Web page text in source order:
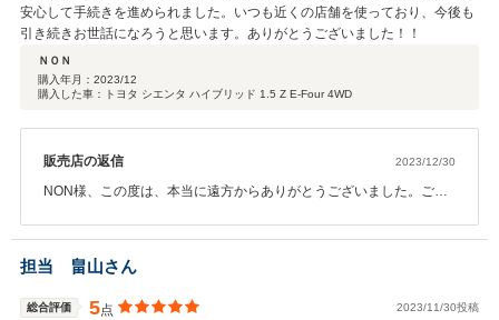
安心して手続きを進められました。いつも近くの店舗を使っており、今後も
引き続きお世話になろうと思います。ありがとうございました！！
ＮＯＮ
購入年月： 2023/12
購入した車：トヨタ シエンタ ハイブリッド 1.5 Z E-Four 4WD
販売店の返信 2023/12/30
NON様、この度は、本当に遠方からありがとうございました。ご対
で、変わらずメンテンナスも含めお世話させて頂ければと思いま
す。これからも宜しくお願い致します。
担当 畠山さん
総合評価 5点 2023/11/30投稿